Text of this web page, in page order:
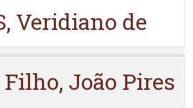
Veridiano de
João Pires